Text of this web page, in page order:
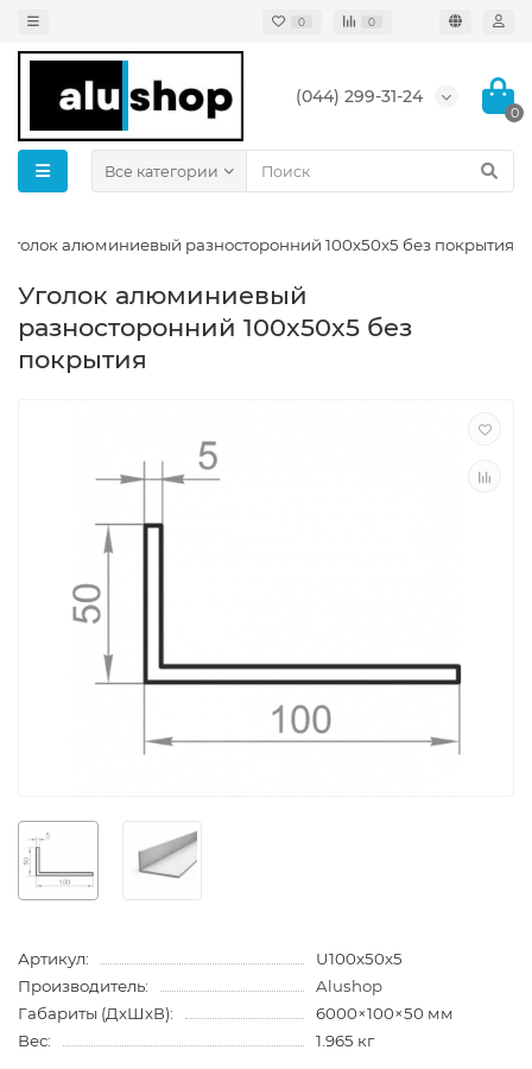
0 0
(044) 299-31-24
0
Все категории
Уголок алюминиевый разносторонний 100x50x5 без покрытия
Уголок алюминиевый
разносторонний 100x50x5 без
покрытия
Артикул:
U100x50x5
Производитель:
Alushop
Габариты (ДхШхВ):
6000×100×50 мм
Вес:
1.965 кг